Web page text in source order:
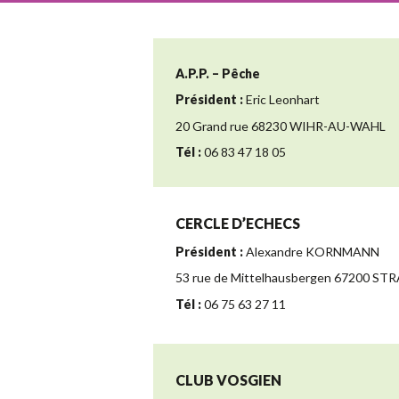
A.P.P. – Pêche
Président :Eric Leonhart
20 Grand rue 68230 WIHR-AU-WAHL
Tél :06 83 47 18 05
CERCLE D’ECHECS
Président :Alexandre KORNMANN
53 rue de Mittelhausbergen 67200
Tél :06 75 63 27 11
CLUB VOSGIEN